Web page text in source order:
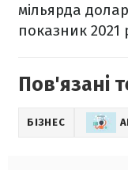
мільярда
показник 2021
Пов'язані
БІЗНЕС